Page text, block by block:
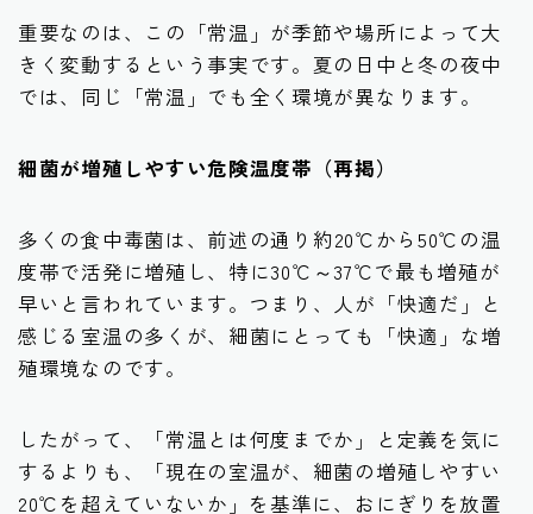
重要なのは、この「常温」が季節や場所によって大
きく変動するという事実です。夏の日中と冬の夜中
では、同じ「常温」でも全く環境が異なります。
細菌が増殖しやすい危険温度帯（再掲）
多くの食中毒菌は、前述の通り 約20℃から50℃の温
度帯で活発に増殖し、特に30℃～37℃で最も増殖が
早いと言われています。つまり、人が「快適だ」と
感じる室温の多くが、細菌にとっても「快適」な増
殖環境なのです。
したがって、「常温とは何度までか」と定義を気に
するよりも、「現在の室温が、細菌の増殖しやすい
20℃を超えていないか」を基準に、おにぎりを放置